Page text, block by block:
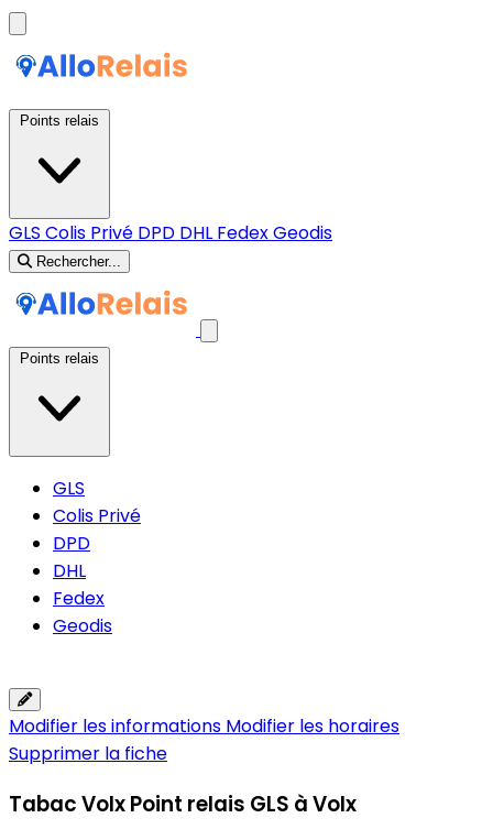
GLS Colis Privé DPD DHL FedexGeodis
Rechercher...
GLS
Colis Privé
DPD
DHL
Fedex
Geodis
Modifier les informations Modifier les horaires
Supprimer la fiche
Tabac VolxPoint relais GLS à Volx